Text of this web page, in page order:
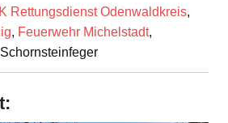
Rettungsdienst Odenwaldkreis,
, Feuerwehr Michelstadt,